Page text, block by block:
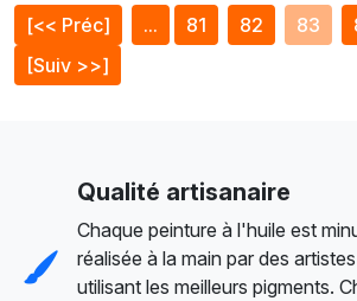
[<< Préc]
... 81 82 83
[Suiv >>]
Qualité artisanaire
Chaque peinture à l'huile est
réalisée à la main par des
utilisant les meilleurs pigments.